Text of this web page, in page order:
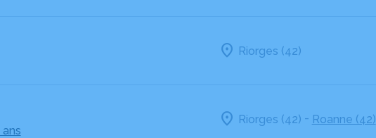
Riorges (42)
Riorges (42) - Roanne (42)